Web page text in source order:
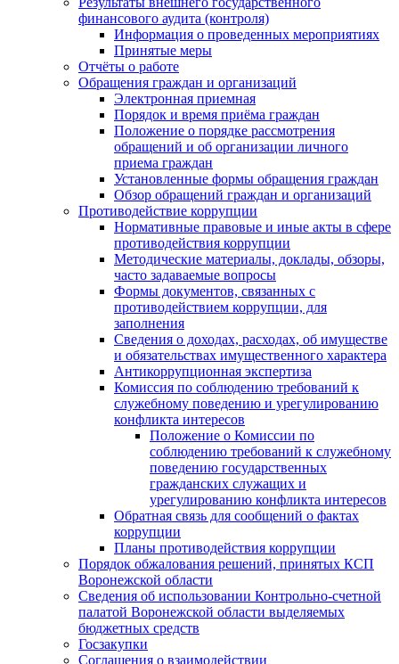
финансового аудита (контроля)
Информация о проведенных мероприятиях
Принятые меры
Отчёты о работе
Обращения граждан и организаций
Электронная приемная
Порядок и время приёма граждан
Положение о порядке рассмотрения
обращений и об организации личного
приема граждан
Установленные формы обращения граждан
Обзор обращений граждан и организаций
Противодействие коррупции
Нормативные правовые и иные акты в сфере
противодействия коррупции
Методические материалы, доклады, обзоры,
часто задаваемые вопросы
Формы документов, связанных с
противодействием коррупции, для
заполнения
Сведения о доходах, расходах, об имуществе
и обязательствах имущественного характера
Антикоррупционная экспертиза
Комиссия по соблюдению требований к
служебному поведению и урегулированию
конфликта интересов
Положение о Комиссии по
соблюдению требований к служебному
поведению государственных
гражданских служащих и
урегулированию конфликта интересов
Обратная связь для сообщений о фактах
коррупции
Планы противодействия коррупции
Порядок обжалования решений, принятых КСП
Воронежской области
Сведения об использовании Контрольно-счетной
палатой Воронежской области выделяемых
бюджетных средств
Госзакупки
Соглашения о взаимодействии